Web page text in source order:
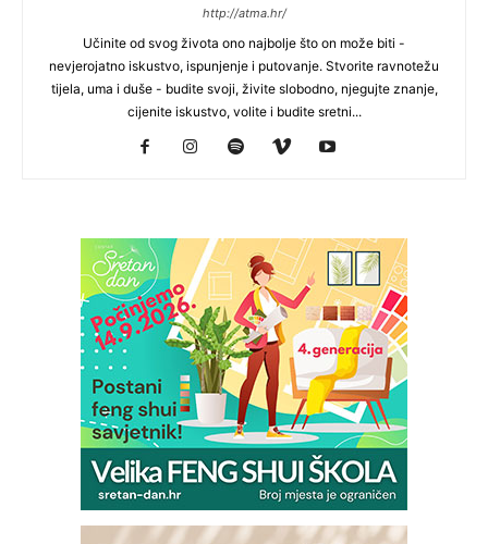
http://atma.hr/
Učinite od svog života ono najbolje što on može biti -
nevjerojatno iskustvo, ispunjenje i putovanje. Stvorite ravnotežu
tijela, uma i duše - budite svoji, živite slobodno, njegujte znanje,
cijenite iskustvo, volite i budite sretni...